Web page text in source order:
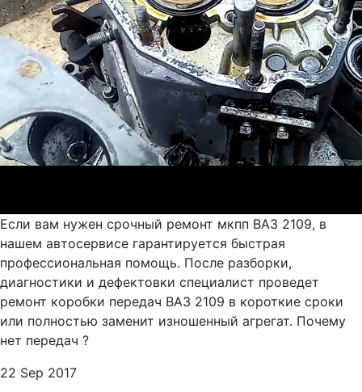
Если вам нужен срочный ремонт мкпп ВАЗ 2109, в
нашем автосервисе гарантируется быстрая
профессиональная помощь. После разборки,
диагностики и дефектовки специалист проведет
ремонт коробки передач ВАЗ 2109 в короткие сроки
или полностью заменит изношенный агрегат. Почему
нет передач ?
22 Sep 2017